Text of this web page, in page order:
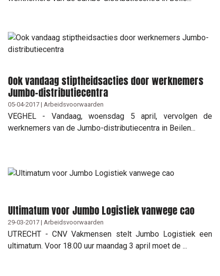
Ook vandaag stiptheidsacties door werknemers
Jumbo-distributiecentra
05-04-2017 | Arbeidsvoorwaarden
VEGHEL - Vandaag, woensdag 5 april, vervolgen de
werknemers van de Jumbo-distributiecentra in Beilen...
Ultimatum voor Jumbo Logistiek vanwege cao
29-03-2017 | Arbeidsvoorwaarden
UTRECHT - CNV Vakmensen stelt Jumbo Logistiek een
ultimatum. Voor 18.00 uur maandag 3 april moet de ...